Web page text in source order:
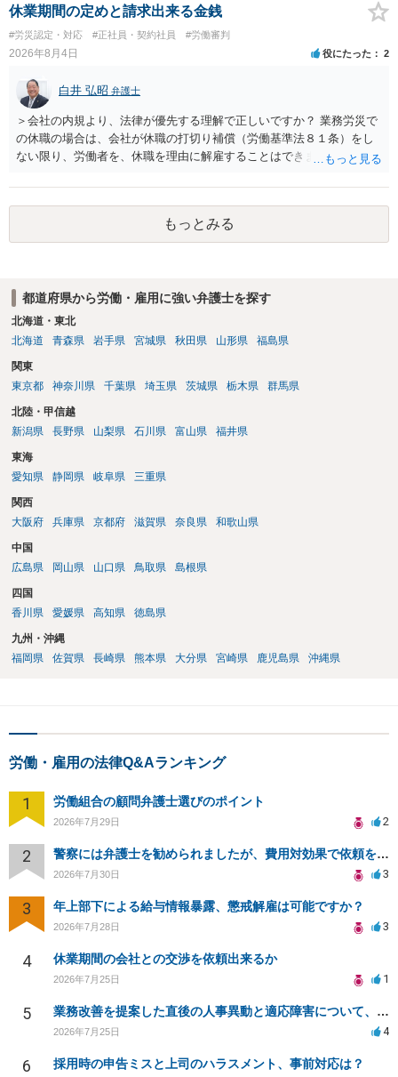
害との対応関係や合理性が重要です。 ・違約金に上限がなくても、常
に有効になるわけではありません。契約が労働契約に近い実態なら労
基法16条で無効となる余地があり、そうでなくても、金額が事務所の
損害と比べて過大なら無効や減額が争点になります。 ・契約前の修正
交渉は一般的です。 交渉の方向としては、上限額を設ける、実損害ベ
ースにする、算定根拠を明確化する、違約金ではなく「合理的な実
費・未回収費用のみ」に限定する、などが典型です。 ・弁護士に契約
前に契約書の内容をレビューしてもらう価値は十分にあると思われま
す。 争点は、契約類型が雇用か業務委託か、実態として労働者性があ
るか、解除事由が双方にどう定められているか、違約金の算定根拠が
合理的か、という複数論点に分かれます。契約前なら、交渉のパワー
バランスの問題もありますが、修正余地があるうえ、後から争うより
コストを抑えやすいので、資料等を持参の上弁護士に確認されること
をお勧めします。 ・事務所側の解除でも、解除理由によってはタレン
は、合理性や対価性を欠くとして争いやすいです。逆に、タレント側
あります。
休業期間の定めと請求出来る金銭
#労災認定・対応 #正社員・契約社員 #労働審判
2026年8月4日 役にたった 2
白井 弘昭 弁護士
＞会社の内規より、法律が優先する理解で正しいですか？ 業務労災で
の休職の場合は、会社が休職の打切り補償（労働基準法８１条）をし
ない限り、労働者を、休職を理由に解雇することはできません（労働
期間満了による退職は、業務労災への適用はありませんので、ご安心
ください。 仮に会社が打切り補償をせずに解雇した場合は、不当解雇
に当たります。 ＞労災の休業補償と、所得補償保険の保険金とは別
に、受け取れる金銭はありますでしょうか？ 業務労災の場合は、会社
逸失利益等）が認められる可能性が高いと思われます。 また、業務労
災での第三者行為傷害（同僚の不注意等による事故）の場合は、当該
第三者の賠償責任も考えられます。 労災で支払われた分は、損害額か
は、第三者から支払ってもらうことになります。 会社等との交渉が必
要になると思います（良い会社でしたら、自ら話してくると思います
が・・・）。極めて専門的な話ですので、詳細もしくは対応を最寄り
もっとみる
都道府県から労働・雇用に強い弁護士を探す
北海道・東北
北海道
青森県 岩手県 宮城県 秋田県 山形県 福島県
関東
東京都
神奈川県 千葉県 埼玉県 茨城県 栃木県 群馬県
北陸・甲信越
新潟県
長野県 山梨県 石川県 富山県 福井県
東海
愛知県
静岡県 岐阜県 三重県
関西
大阪府
兵庫県 京都府 滋賀県 奈良県 和歌山県
中国
広島県
岡山県 山口県 鳥取県 島根県
四国
香川県
愛媛県 高知県 徳島県
九州・沖縄
福岡県
佐賀県 長崎県 熊本県 大分県 宮崎県 鹿児島県 沖縄県
労働・雇用の法律Q&Aランキング
1 労働組合の顧問弁護士選びのポイント
2026年7月29日 2
2 警察には弁護士を勧められましたが、費用対効果で依頼をすることを躊躇しています。
2026年7月30日 3
3 年上部下による給与情報暴露、懲戒解雇は可能ですか？
2026年7月28日 3
4 休業期間の会社との交渉を依頼出来るか
2026年7月25日 1
5 業務改善を提案した直後の人事異動と適応障害について、法的に問題があるか相談したいです。
2026年7月25日 4
6 採用時の申告ミスと上司のハラスメント、事前対応は？